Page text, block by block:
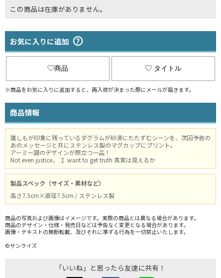
この商品は在庫がありません。
お気に入りに追加
商品 タイトル
※商品をお気に入りに追加すると、再入荷が決まった際にメールが届きます。
商品情報
誰しもが印象に残っているダグラムが砂漠にたたずむシーンを、次回予告の
あのメッセージと共にステンレス製のマグカップにプリント。
アーミー調のデザインが際立つ一品！
Not even justice， Ｉ want to get truth 真実は見えるか
製品スペック（サイズ・素材など）
高さ7.5cm×直径7.5cm / ステンレス製
商品の写真および画像はイメージです。実際の商品とは異なる場合があります。
商品のデザイン・仕様・発売日などは予告なく変更となる場合があります。
画像・テキストの無断転載、及びそれに準ずる行為を一切禁止いたします。
©サンライズ
「いいね」と思ったら友達に共有！